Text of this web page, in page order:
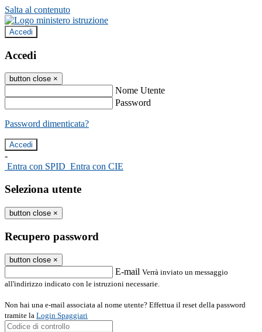
Salta al contenuto
Accedi
Accedi
button close ×
Nome Utente
Password
Password dimenticata?
-
Entra con SPID Entra con CIE
Seleziona utente
button close ×
Recupero password
button close ×
E-mail Verrà inviato un messaggio
all'indirizzo indicato con le istruzioni necessarie.
Non hai una e-mail associata al nome utente? Effettua il reset della password
tramite la Login Spaggiari